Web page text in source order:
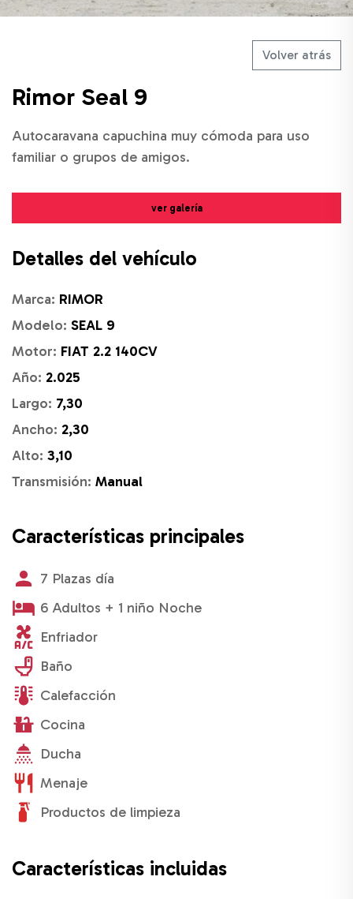
Volver atrás
Rimor Seal 9
Autocaravana capuchina muy cómoda para uso
familiar o grupos de amigos.
ver galería
Detalles del vehículo
Marca: RIMOR
Modelo: SEAL 9
Motor: FIAT 2.2 140CV
Año: 2.025
Largo: 7,30
Ancho: 2,30
Alto: 3,10
Transmisión: Manual
Características principales
7 Plazas día
6 Adultos + 1 niño Noche
Enfriador
Baño
Calefacción
Cocina
Ducha
Menaje
Productos de limpieza
Características incluidas